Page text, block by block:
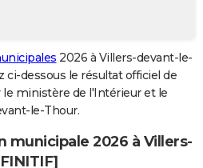
2026 à Villers-devant-le-
ci-dessous le résultat officiel de
ministère de l'Intérieur et le
le-Thour.
municipale 2026 à Villers-